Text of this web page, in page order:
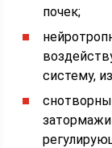
почек;
систему,